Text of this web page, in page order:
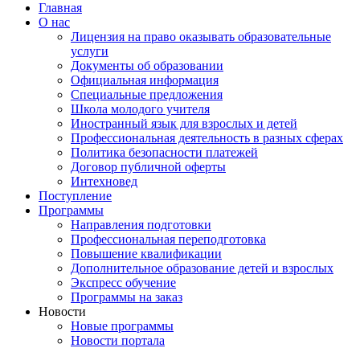
Главная
О нас
Лицензия на право оказывать образовательные
услуги
Документы об образовании
Официальная информация
Специальные предложения
Школа молодого учителя
Иностранный язык для взрослых и детей
Профессиональная деятельность в разных сферах
Политика безопасности платежей
Договор публичной оферты
Интехновед
Поступление
Программы
Направления подготовки
Профессиональная переподготовка
Повышение квалификации
Дополнительное образование детей и взрослых
Экспресс обучение
Программы на заказ
Новости
Новые программы
Новости портала